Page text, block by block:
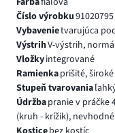
Číslo výrobku91020795
Vybavenietvarujúca
VýstrihV-výstrih,
Vložkyintegrované
Ramienkaprišité,
Stupeň tvarovania
Údržbapranie v práčke
(kruh - krížik),